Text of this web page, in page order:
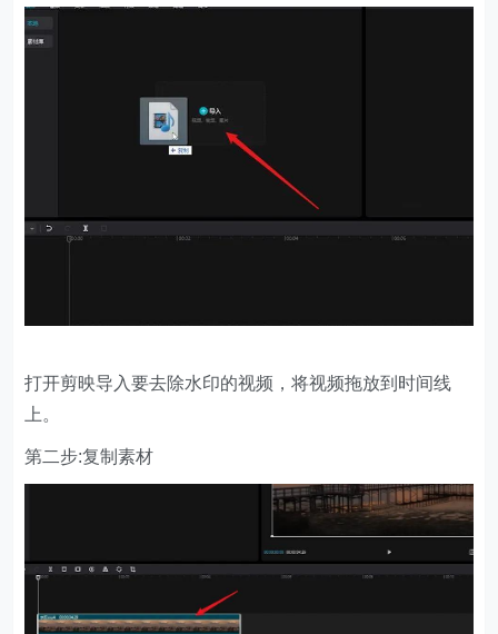
打开剪映导入要去除水印的视频，将视频拖放到时间线
上。
第二步:复制素材